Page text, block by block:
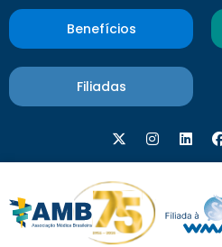
Benefícios
Filiadas